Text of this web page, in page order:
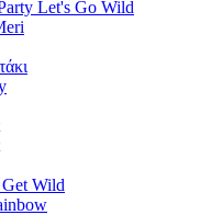
Let's Go Wild
Wild